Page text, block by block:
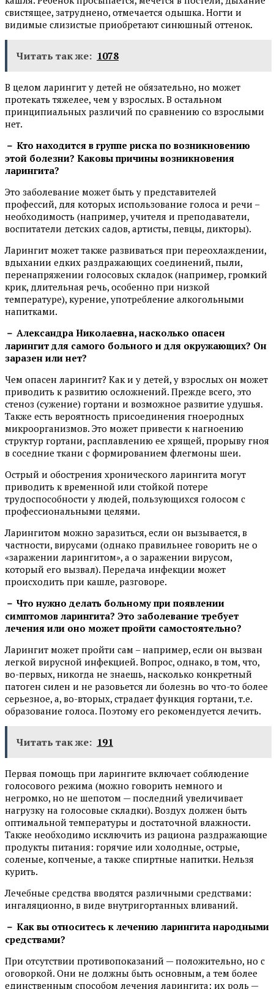
свистящее, затруднено, отмечается одышка. Ногти и
видимые слизистые приобретают синюшный оттенок.
Читать так же: 1078
В целом ларингит у детей не обязательно, но может
протекать тяжелее, чем у взрослых. В остальном
принципиальных различий по сравнению со взрослыми
нет.
－ Кто находится в группе риска по возникновению
этой болезни? Каковы причины возникновения
ларингита?
Это заболевание может быть у представителей
профессий, для которых использование голоса и речи –
необходимость (например, учителя и преподаватели,
воспитатели детских садов, артисты, певцы, дикторы).
Ларингит может также развиваться при переохлаждении,
вдыхании едких раздражающих соединений, пыли,
перенапряжении голосовых складок (например, громкий
крик, длительная речь, особенно при низкой
температуре), курение, употребление алкогольными
напитками.
－ Александра Николаевна, насколько опасен
ларингит для самого больного и для окружающих? Он
заразен или нет?
Чем опасен ларингит? Как и у детей, у взрослых он может
приводить к развитию осложнений. Прежде всего, это
стеноз (сужение) гортани и возможное развитие удушья.
Также есть вероятность присоединения гноеродных
микроорганизмов. Это может привести к нагноению
структур гортани, расплавлению ее хрящей, прорыву гноя
в соседние ткани с формированием флегмоны шеи.
Острый и обострения хронического ларингита могут
приводить к временной или стойкой потере
трудоспособности у людей, пользующихся голосом с
профессиональными целями.
Ларингитом можно заразиться, если он вызывается, в
частности, вирусами (однако правильнее говорить не о
«заражении ларингитом», а о заражении вирусом,
который его вызвал). Передача инфекции может
происходить при кашле, разговоре.
－ Что нужно делать больному при появлении
симптомов ларингита? Это заболевание требует
лечения или оно может пройти самостоятельно?
Ларингит может пройти сам – например, если он вызван
легкой вирусной инфекцией. Вопрос, однако, в том, что,
во-первых, никогда не знаешь, насколько конкретный
патоген силен и не разовьется ли болезнь во что-то более
серьезное, а, во-вторых, страдает функция гортани, т.е.
образование голоса. Поэтому его рекомендуется лечить.
Читать так же: 191
Первая помощь при ларингите включает соблюдение
голосового режима (можно говорить немного и
негромко, но не шепотом — последний увеличивает
нагрузку на голосовые складки). Воздух должен быть
оптимальной температуры и достаточной влажности.
Также необходимо исключить из рациона раздражающие
продукты питания: горячие или холодные, острые,
соленые, копченые, а также спиртные напитки. Нельзя
курить.
Лечебные средства вводятся различными средствами:
ингаляционно, в виде внутригортанных вливаний.
－ Как вы относитесь к лечению ларингита народными
средствами?
При отсутствии противопоказаний — положительно, но с
оговоркой. Они не должны быть основным, а тем более
единственным способом лечения ларингита: их роль —